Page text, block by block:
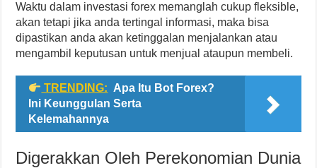
Waktu dalam investasi forex memanglah cukup fleksible,
akan tetapi jika anda tertingal informasi, maka bisa
dipastikan anda akan ketinggalan menjalankan atau
mengambil keputusan untuk menjual ataupun membeli.
TRENDING: Apa Itu Bot Forex?
Ini Keunggulan Serta
Kelemahannya
Digerakkan Oleh Perekonomian Dunia